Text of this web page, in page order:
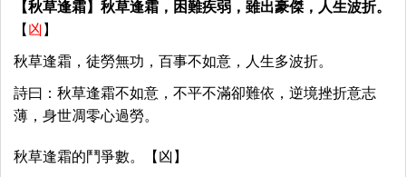
【秋草逢霜】秋草逢霜，困難疾弱，雖出豪傑，人生波折。
【 凶 】
秋草逢霜，徒勞無功，百事不如意，人生多波折。
詩曰：秋草逢霜不如意，不平不滿卻難依，逆境挫折意志
薄，身世凋零心過勞。
秋草逢霜的鬥爭數。【凶】